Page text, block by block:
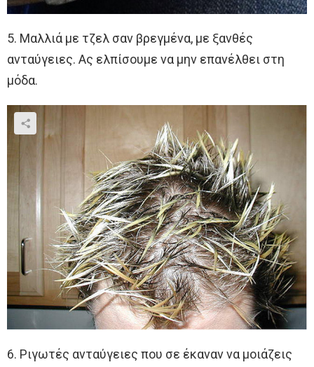
5. Μαλλιά με τζελ σαν βρεγμένα, με ξανθές
ανταύγειες. Ας ελπίσουμε να μην επανέλθει στη
μόδα.
6. Ριγωτές ανταύγειες που σε έκαναν να μοιάζεις